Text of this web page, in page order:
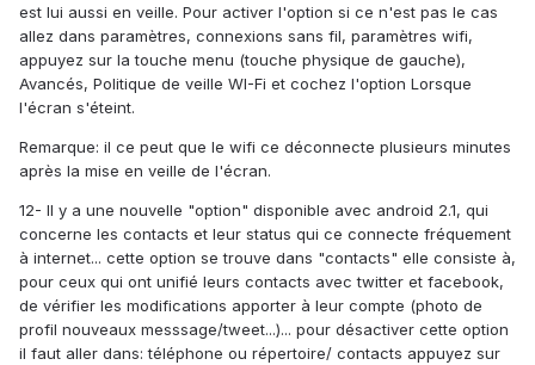
est lui aussi en veille. Pour activer l'option si ce n'est pas le cas
allez dans paramètres, connexions sans fil, paramètres wifi,
appuyez sur la touche menu (touche physique de gauche),
Avancés, Politique de veille WI-Fi et cochez l'option Lorsque
l'écran s'éteint.
Remarque: il ce peut que le wifi ce déconnecte plusieurs minutes
après la mise en veille de l'écran.
12- Il y a une nouvelle "option" disponible avec android 2.1, qui
concerne les contacts et leur status qui ce connecte fréquement
à internet... cette option se trouve dans "contacts" elle consiste à,
pour ceux qui ont unifié leurs contacts avec twitter et facebook,
de vérifier les modifications apporter à leur compte (photo de
profil nouveaux messsage/tweet...)... pour désactiver cette option
il faut aller dans: téléphone ou répertoire/ contacts appuyez sur